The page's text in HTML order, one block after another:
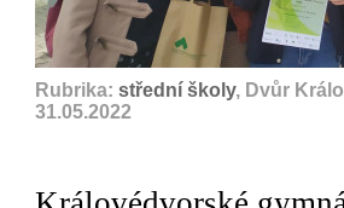
Rubrika: střední školy, Dvůr
31.05.2022